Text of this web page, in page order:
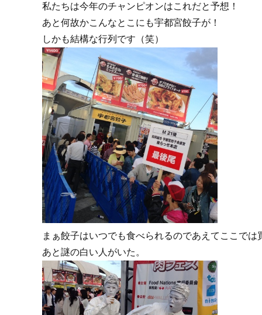
私たちは今年のチャンピオンはこれだと予想！
あと何故かこんなとこにも宇都宮餃子が！
しかも結構な行列です（笑）
まぁ餃子はいつでも食べられるのであえてここでは
あと謎の白い人がいた。